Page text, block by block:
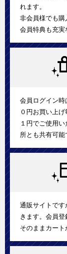
れます。
非会員様でも
会員特典も充実
会員ログイン時
０円お買い上
１円でご使用
所とも共有可能
通販サイトで
きます。会員登
そのままカート